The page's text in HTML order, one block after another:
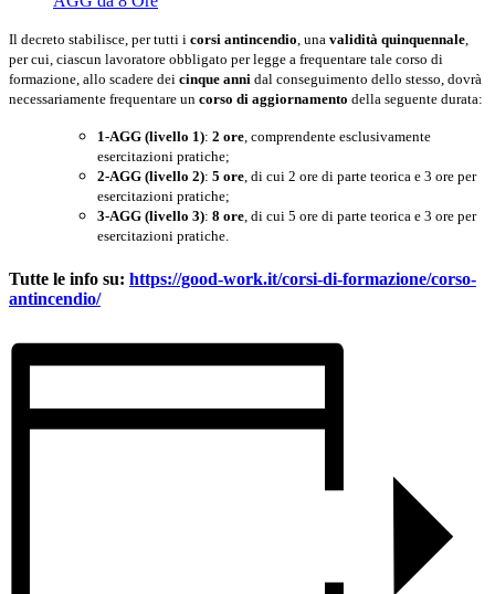
Il decreto stabilisce, per tutti i corsi antincendio, una validità quinquennale,
per cui, ciascun lavoratore obbligato per legge a frequentare tale corso di
formazione, allo scadere dei cinque anni dal conseguimento dello stesso, dovrà
necessariamente frequentare un corso di aggiornamento della seguente durata:
1-AGG (livello 1): 2 ore, comprendente esclusivamente
esercitazioni pratiche;
2-AGG (livello 2): 5 ore, di cui 2 ore di parte teorica e 3 ore per
esercitazioni pratiche;
3-AGG (livello 3): 8 ore, di cui 5 ore di parte teorica e 3 ore per
esercitazioni pratiche.
Tutte le info su: https://good-work.it/corsi-di-formazione/corso-
antincendio/